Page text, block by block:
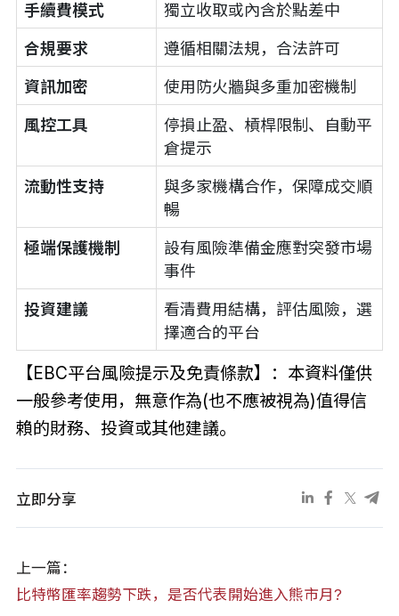
手續費模式 獨立收取或內含於點差中
合規要求 遵循相關法規，合法許可
資訊加密 使用防火牆與多重加密機制
風控工具
停損止盈、槓桿限制、自動平
倉提示
流動性支持
與多家機構合作，保障成交順
暢
極端保護機制
設有風險準備金應對突發市場
事件
投資建議
看清費用結構，評估風險，選
擇適合的平台
【EBC平台風險提示及免責條款】：本資料僅供
一般參考使用，無意作為(也不應被視為)值得信
賴的財務、投資或其他建議。
立即分享
上一篇：
比特幣匯率趨勢下跌，是否代表開始進入熊市月?